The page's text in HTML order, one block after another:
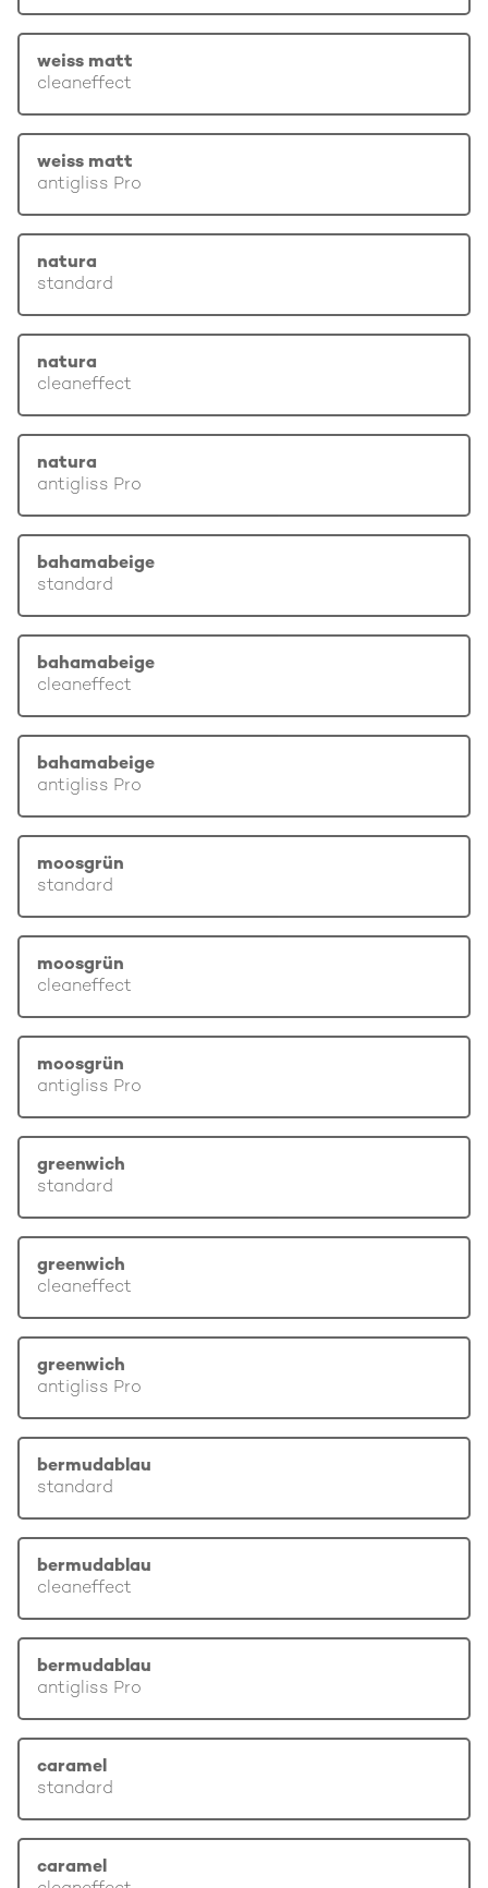
weiss matt
cleaneffect
weiss matt
antigliss Pro
natura
standard
natura
cleaneffect
natura
antigliss Pro
bahamabeige
standard
bahamabeige
cleaneffect
bahamabeige
antigliss Pro
moosgrün
standard
moosgrün
cleaneffect
moosgrün
antigliss Pro
greenwich
standard
greenwich
cleaneffect
greenwich
antigliss Pro
bermudablau
standard
bermudablau
cleaneffect
bermudablau
antigliss Pro
caramel
standard
caramel